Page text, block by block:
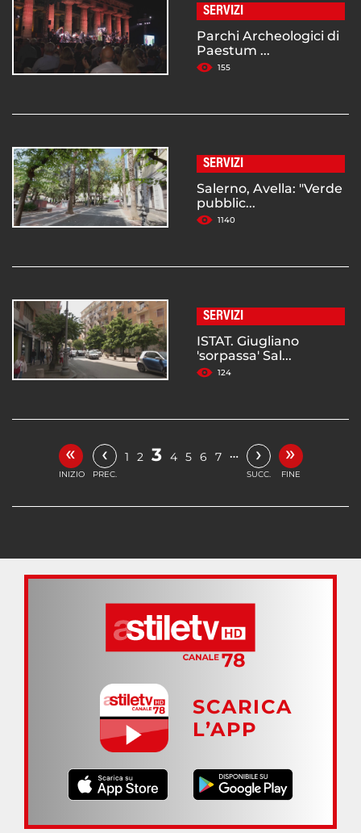
SERVIZI
Parchi Archeologici di
Paestum ...
155
SERVIZI
Salerno, Avella: "Verde
pubblic...
1140
SERVIZI
ISTAT. Giugliano
'sorpassa' Sal...
124
«
INIZIO
‹
PREC.
1 2 3 4 5 6 7 … ›
SUCC.
»
FINE
SCARICA
L’APP